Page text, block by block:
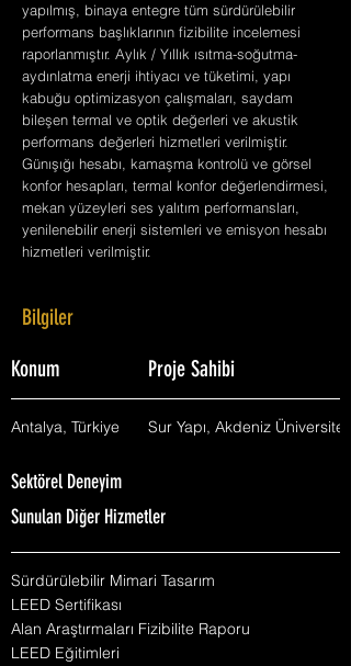
yapılmış, binaya entegre tüm sürdürülebilir
performans başlıklarının fizibilite incelemesi
raporlanmıştır. Aylık / Yıllık ısıtma-soğutma-
aydınlatma enerji ihtiyacı ve tüketimi, yapı
kabuğu optimizasyon çalışmaları, saydam
bileşen termal ve optik değerleri ve akustik
performans değerleri hizmetleri verilmiştir.
Günışığı hesabı, kamaşma kontrolü ve görsel
konfor hesapları, termal konfor değerlendirmesi,
mekan yüzeyleri ses yalıtım performansları,
yenilenebilir enerji sistemleri ve emisyon hesabı
hizmetleri verilmiştir.
Bilgiler
Konum Proje Sahibi
Antalya, Türkiye Sur Yapı, Akdeniz Üniversitesi
Sektörel Deneyim
Sunulan Diğer Hizmetler
Sürdürülebilir Mimari Tasarım
LEED Sertifikası
Alan Araştırmaları Fizibilite Raporu
LEED Eğitimleri